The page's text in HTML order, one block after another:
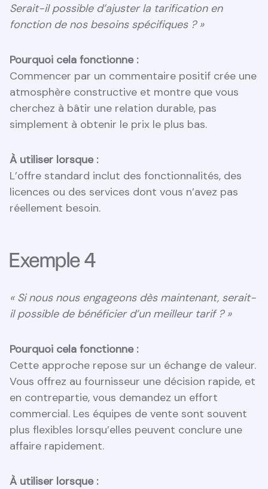
Serait-il possible d’ajuster la tarification en
fonction de nos besoins spécifiques ? »
Pourquoi cela fonctionne :
Commencer par un commentaire positif crée une
atmosphère constructive et montre que vous
cherchez à bâtir une relation durable, pas
simplement à obtenir le prix le plus bas.
À utiliser lorsque :
L’offre standard inclut des fonctionnalités, des
licences ou des services dont vous n’avez pas
réellement besoin.
Exemple 4
« Si nous nous engageons dès maintenant, serait-
il possible de bénéficier d’un meilleur tarif ? »
Pourquoi cela fonctionne :
Cette approche repose sur un échange de valeur.
Vous offrez au fournisseur une décision rapide, et
en contrepartie, vous demandez un effort
commercial. Les équipes de vente sont souvent
plus flexibles lorsqu’elles peuvent conclure une
affaire rapidement.
À utiliser lorsque :